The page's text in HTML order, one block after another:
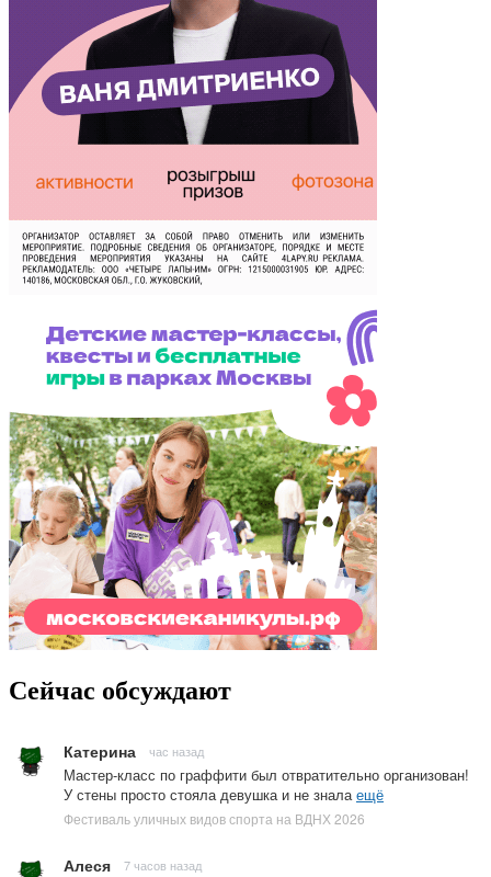
Сейчас обсуждают
Катерина час назад
Мастер-класс по граффити был отвратительно организован!
У стены просто стояла девушка и не знала ещё
Фестиваль уличных видов спорта на ВДНХ 2026
Алеся 7 часов назад